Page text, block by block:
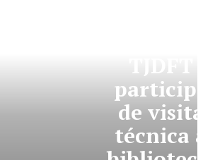
TJDFT
de
técnica